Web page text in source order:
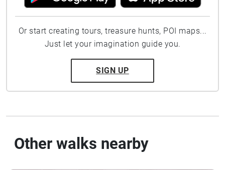
Or start creating tours, treasure hunts, POI maps...
Just let your imagination guide you.
SIGN UP
Other walks nearby